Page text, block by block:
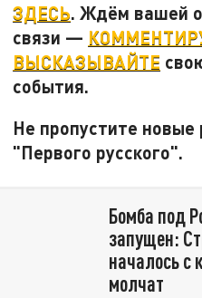
ЗДЕСЬ. Ждём вашей
связи —
ВЫСКАЗЫВАЙТЕ
события.
Не пропустите новые
"Первого русского".
Бомба под
запущен:
началось с
молчат